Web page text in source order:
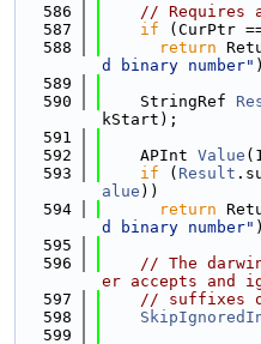
  586
// Requires
  587
if (CurPtr
  588
return
d binary number"
  589
  590
    StringRef
kStart);
  591
  592
    APInt
Value
  593
if ( Result
alue ))
  594
return
d binary number"
  595
  596
// The
er accepts and
  597
// suffixes
  598
  599